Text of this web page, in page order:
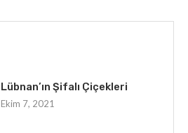
Lübnan’ın Şifalı Çiçekleri
Ekim 7, 2021